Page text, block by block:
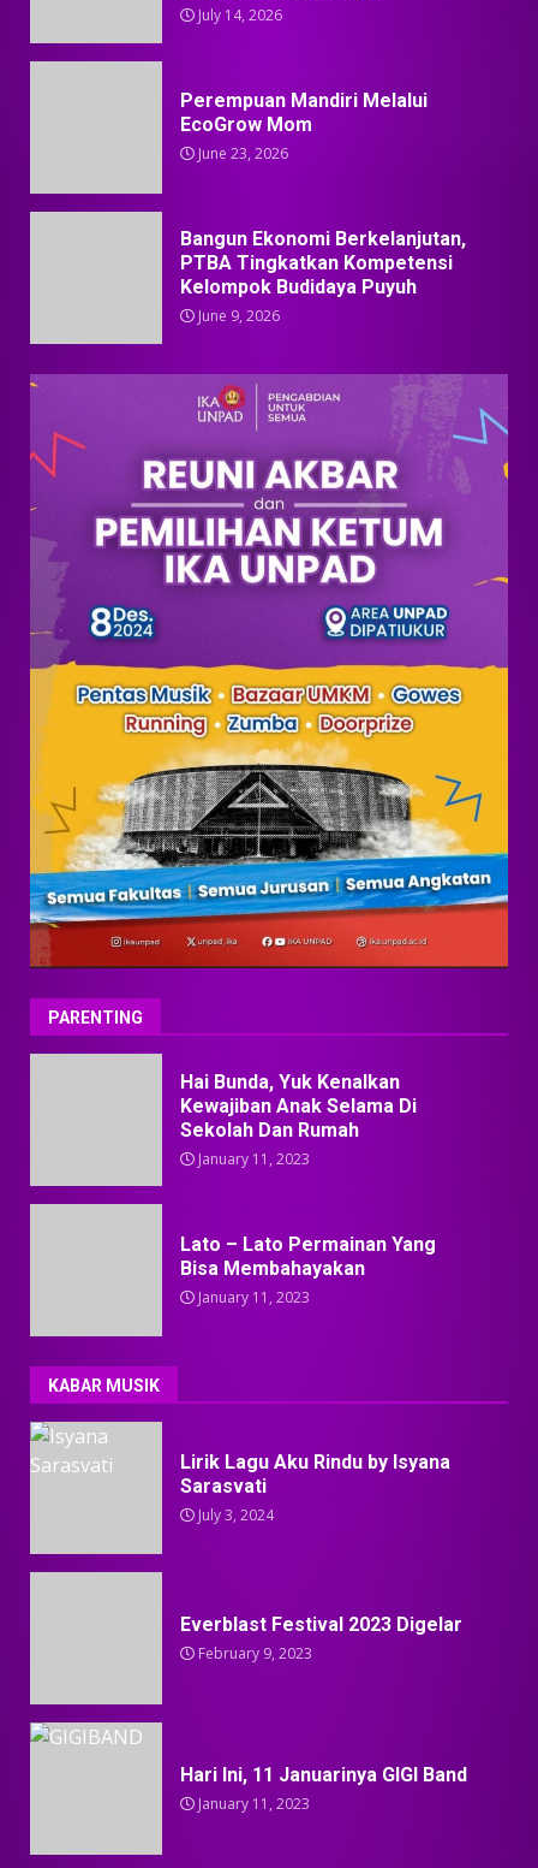
July 14, 2026
Perempuan Mandiri Melalui
EcoGrow Mom
June 23, 2026
Bangun Ekonomi Berkelanjutan,
PTBA Tingkatkan Kompetensi
Kelompok Budidaya Puyuh
June 9, 2026
PARENTING
Hai Bunda, Yuk Kenalkan
Kewajiban Anak Selama Di
Sekolah Dan Rumah
January 11, 2023
Lato – Lato Permainan Yang
Bisa Membahayakan
January 11, 2023
KABAR MUSIK
Lirik Lagu Aku Rindu by Isyana
Sarasvati
July 3, 2024
Everblast Festival 2023 Digelar
February 9, 2023
Hari Ini, 11 Januarinya GIGI Band
January 11, 2023